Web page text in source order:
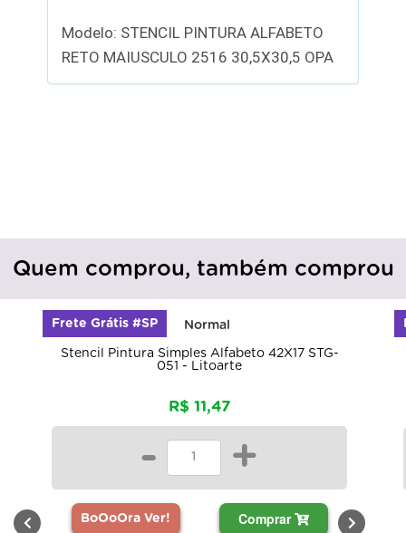
Modelo: STENCIL PINTURA ALFABETO
RETO MAIUSCULO 2516 30,5X30,5 OPA
Quem comprou, também comprou
Stencil Pintura Simples Alfabeto 42X17 STG-
051 - Litoarte
R$ 11,47
- +
BoOoOra Ver! Comprar
Frete Grátis #SP